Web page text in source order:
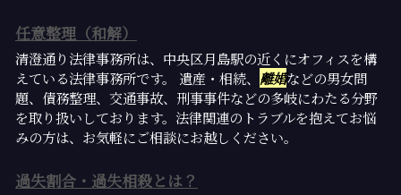
任意整理（和解）
清澄通り法律事務所は、中央区月島駅の近くにオフィスを構
えている法律事務所です。 遺産・相続、 離婚などの男女問
題、債務整理、交通事故、刑事事件などの多岐にわたる分野
を取り扱いしております。法律関連のトラブルを抱えてお悩
みの方は、お気軽にご相談にお越しください。
過失割合・過失相殺とは？